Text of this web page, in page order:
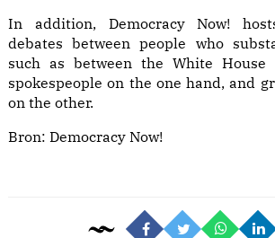
In addition, Democracy Now!
debates between people who
such as between the White House
spokespeople on the one hand, and
on the other.
Bron: Democracy Now!